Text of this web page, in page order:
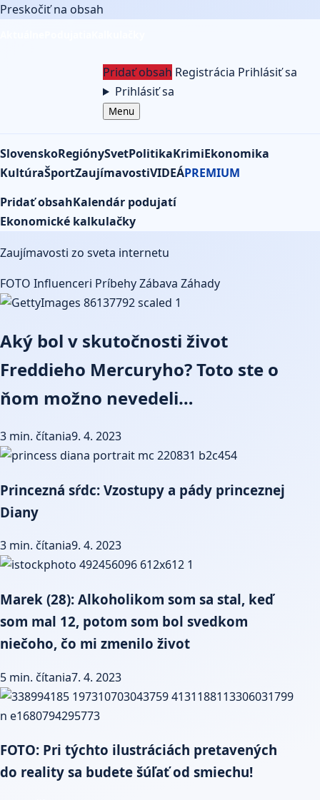
Preskočiť na obsah
Pridať obsah Registrácia Prihlásiť sa
Prihlásiť sa
Menu
SlovenskoRegiónySvetPolitikaKrimiEkonomika
KultúraŠportZaujímavostiVIDEÁPREMIUM
Pridať obsahKalendár podujatí
Ekonomické kalkulačky
Zaujímavosti
Zaujímavosti zo sveta internetu
FOTO Influenceri PríbehyZábava Záhady
Aký bol v skutočnosti život
Freddieho Mercuryho? Toto ste o
ňom možno nevedeli…
3 min. čítania9. 4. 2023
Princezná sŕdc: Vzostupy a pády princeznej
Diany
3 min. čítania9. 4. 2023
Marek (28): Alkoholikom som sa stal, keď
som mal 12, potom som bol svedkom
niečoho, čo mi zmenilo život
5 min. čítania7. 4. 2023
FOTO: Pri týchto ilustráciách pretavených
do reality sa budete šúľať od smiechu!